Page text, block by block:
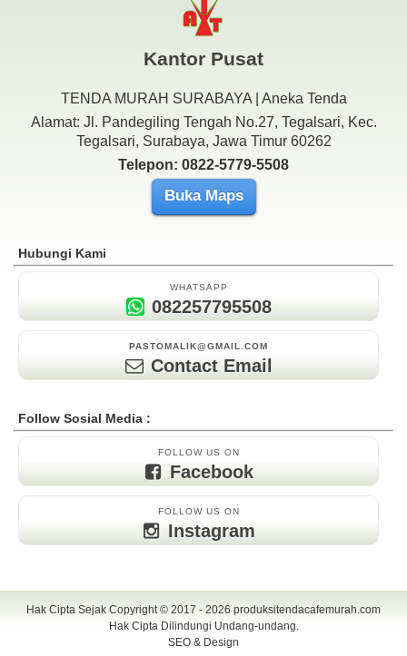
Kantor Pusat
TENDA MURAH SURABAYA | Aneka Tenda
Alamat: Jl. Pandegiling Tengah No.27, Tegalsari, Kec.
Tegalsari, Surabaya, Jawa Timur 60262
Telepon: 0822-5779-5508
Buka Maps
Hubungi Kami
WHATSAPP
082257795508
PASTOMALIK@GMAIL.COM
Contact Email
Follow Sosial Media :
FOLLOW US ON
Facebook
FOLLOW US ON
Instagram
Hak Cipta Sejak Copyright © 2017 - 2026 produksitendacafemurah.com
Hak Cipta Dilindungi Undang-undang.
SEO & Design